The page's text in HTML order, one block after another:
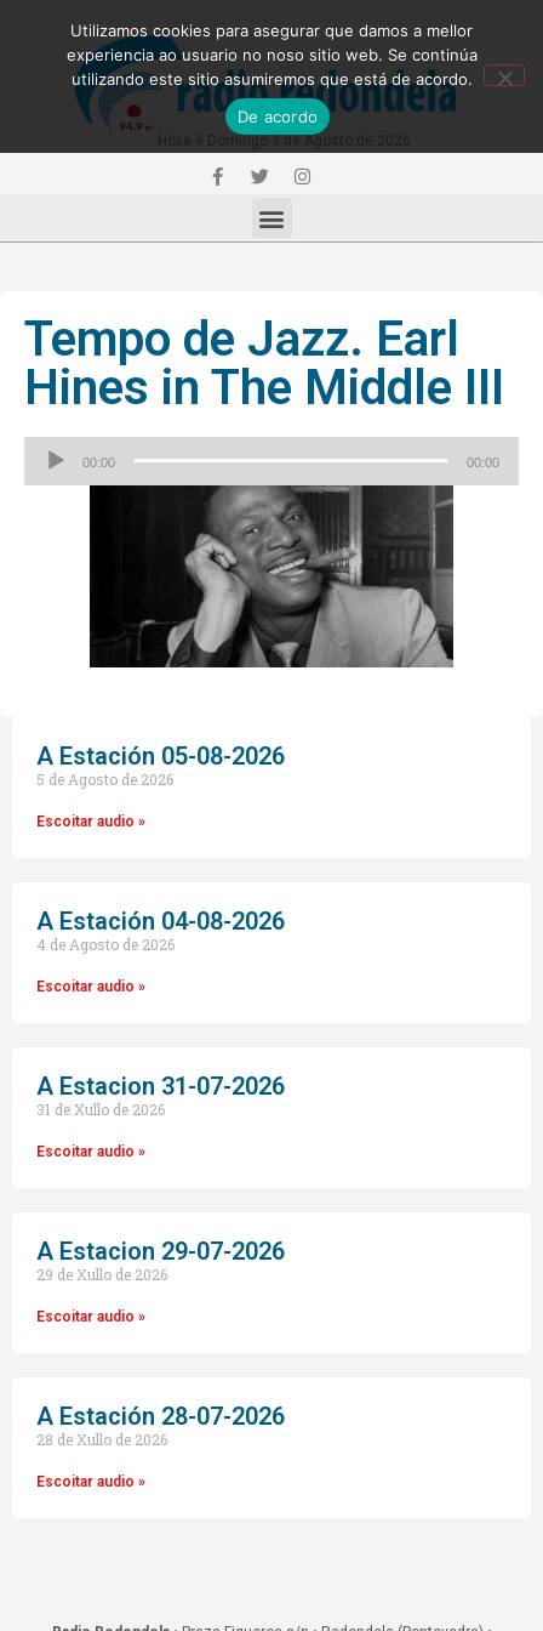
Tempo de Jazz. Earl
Hines in The Middle III
audio
00:00 00:00
A Estación 05-08-2026
5 de Agosto de 2026
Escoitar audio »
A Estación 04-08-2026
4 de Agosto de 2026
Escoitar audio »
A Estacion 31-07-2026
31 de Xullo de 2026
Escoitar audio »
A Estacion 29-07-2026
29 de Xullo de 2026
Escoitar audio »
A Estación 28-07-2026
28 de Xullo de 2026
Escoitar audio »
Utilizamos cookies para asegurar que damos a mellor
experiencia ao usuario no noso sitio web. Se continúa
utilizando este sitio asumiremos que está de acordo.
De acordo